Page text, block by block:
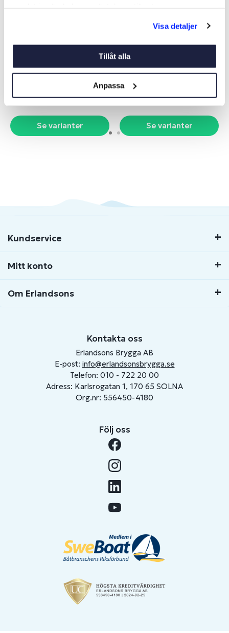
Visa detaljer
Tillåt alla
Anpassa
VICTRON MPPT
REGULATOR SMARTSOLAR
Se varianter
MPPT REGULATOR
SOLARMARE
Ord. pris 1 095 kr
Se varianter
Kundservice
Mitt konto
Om Erlandsons
Kontakta oss
Erlandsons Brygga AB
E-post: info@erlandsonsbrygga.se
Telefon: 010 - 722 20 00
Adress: Karlsrogatan 1, 170 65 SOLNA
Org.nr: 556450-4180
Följ oss